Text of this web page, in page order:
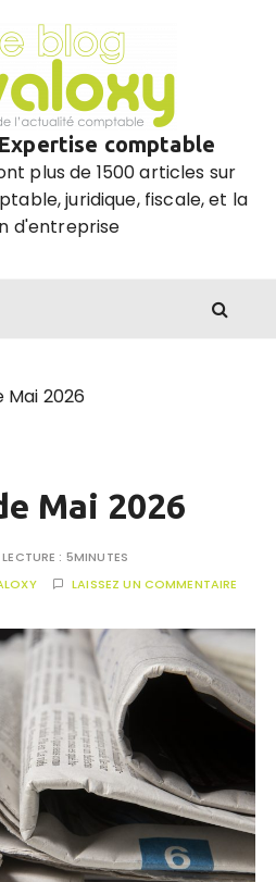
comptable
plus de 1500 articles sur
juridique, fiscale, et la
d'entreprise
2026
Mai 2026
: 5MINUTES
LAISSEZ UN COMMENTAIRE